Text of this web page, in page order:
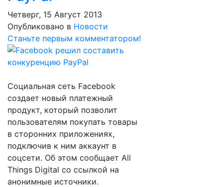
Четверг, 15 Август 2013
Опубликовано в Новости
Станьте первым комментатором!
Социальная сеть Facebook
создает новый платежный
продукт, который позволит
пользователям покупать товары
в сторонних приложениях,
подключив к ним аккаунт в
соцсети. Об этом сообщает All
Things Digital со ссылкой на
анонимные источники.